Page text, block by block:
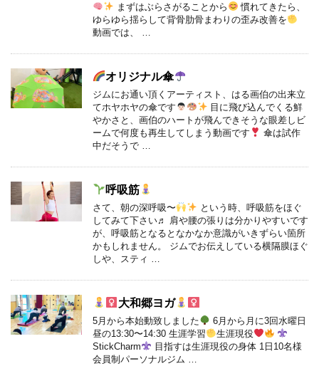
まずはぶらさがることから
慣れてきたら、
ゆらゆら揺らして背骨肋骨まわりの歪み改善を
動画では、 …
オリジナル傘
ジムにお通い頂くアーティスト、はる画伯の出来立
てホヤホヤの傘です
目に飛び込んでくる鮮
やかさと、画伯のハートが飛んできそうな眼差しビ
ームで何度も再生してしまう動画です
傘は試作
中だそうで …
呼吸筋
さて、朝の深呼吸〜
という時、呼吸筋をほぐ
してみて下さい♬ 肩や腰の張りは分かりやすいです
が、呼吸筋となるとなかなか意識がいきずらい箇所
かもしれません。 ジムでお伝えしている横隔膜ほぐ
しや、スティ …
大和郷ヨガ
5月から本始動致しました
6月から月に3回水曜日
昼の13:30〜14:30 生涯学習
生涯現役
StickCharm
目指すは生涯現役の身体 1日10名様
会員制パーソナルジム …